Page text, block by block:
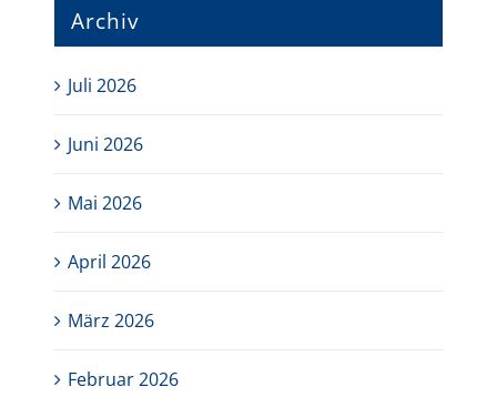
Archiv
Juli 2026
Juni 2026
Mai 2026
April 2026
März 2026
Februar 2026